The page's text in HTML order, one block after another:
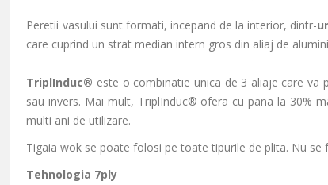
Peretii vasului sunt formati, incepand de la interior, dintr-
care cuprind un strat median intern gros din aliaj de
TriplInduc® este o combinatie unica de 3 aliaje care va
sau invers. Mai mult, TriplInduc® ofera cu pana la 30%
multi ani de utilizare.
Tigaia wok se poate folosi pe toate tipurile de plita. Nu se
Tehnologia 7ply